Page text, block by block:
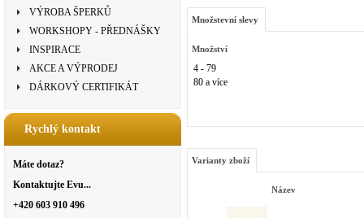
VÝROBA ŠPERKŮ
WORKSHOPY - PŘEDNÁŠKY
INSPIRACE
AKCE A VÝPRODEJ
DÁRKOVÝ CERTIFIKÁT
Rychlý kontakt
Máte dotaz?
Kontaktujte Evu...
+420 603 910 496
Množstevní slevy
Množství
4 - 79
80 a více
Varianty zboží
Název